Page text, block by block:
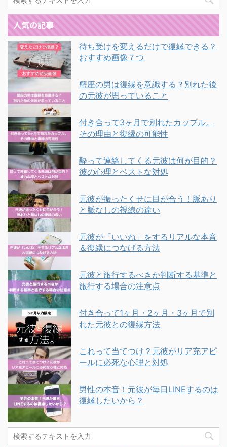
人気の記事
待ち受けを変えるだけで復縁できる？
おすすめ画像７つ
蟹座の男は復縁を意識する？別れた後
の元彼が思っていること
付き合って3ヶ月で別れたカップル。
その理由と復縁の可能性
酔って連絡してくる元彼は何が目的？
彼の心理とベストな対処
元彼が振ったくせに目が合う！脈あり
と脈なしの視線の違い
元彼が「いいね」をするリアルな本音
＆復縁につなげる方法
元彼と旅行するべきか判断する基準と
旅行する場合の注意点
付き合って1ヶ月・2ヶ月・3ヶ月で別
れた元彼との復縁方法
これって当てつけ？元彼がリア充アピ
ールに必死な心理と対処
男性の本音！元彼が毎日LINEするのは
復縁したいから？